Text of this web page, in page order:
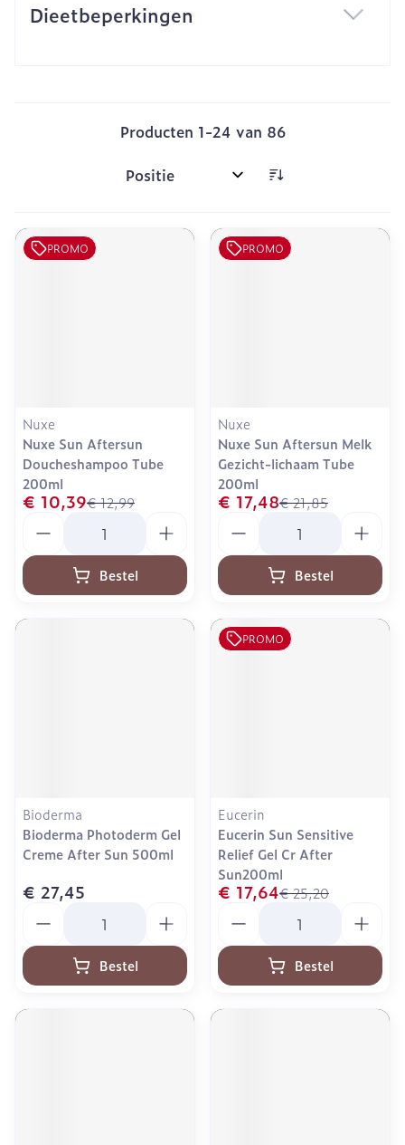
Dieetbeperkingen
Producten 1-24 van 86
Sorteer op:
PROMO
Nuxe
Nuxe Sun Aftersun
Doucheshampoo Tube
200ml
€ 12,99
€ 10,39
Bestel
PROMO
Nuxe
Nuxe Sun Aftersun Melk
Gezicht-lichaam Tube
200ml
€ 21,85
€ 17,48
Bestel
Bioderma
Bioderma Photoderm Gel
Creme After Sun 500ml
€ 27,45
Bestel
PROMO
Eucerin
Eucerin Sun Sensitive
Relief Gel Cr After
Sun200ml
€ 25,20
€ 17,64
Bestel